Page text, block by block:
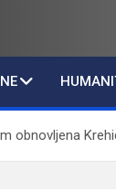
obnovljena